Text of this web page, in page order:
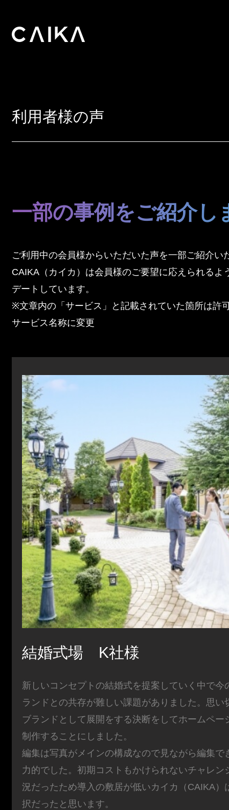
利用者様の声
一部の事例をご紹介し
ご利用中の会員様からいただいた声を一部ご紹介い
CAIKA（カイカ）は会員様のご要望に応えられるよ
デートしています。
※文章内の「サービス」と記載されていた箇所は許
サービス名称に変更
結婚式場 K社様
新しいコンセプトの結婚式を提案していく中で今
ランドとの共存が難しい課題がありました。思い
ブランドとして展開をする決断をしてホームペー
制作することにしました。
編集は写真がメインの構成なので見ながら編集で
力的でした。初期コストもかけられないチャレン
況だったため導入の敷居が低いカイカ（CAIKA）
択だったと思います。